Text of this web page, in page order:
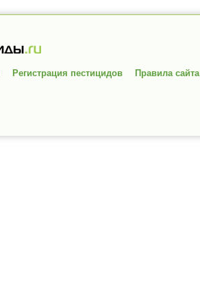
Регистрация пестицидов Правила сайта